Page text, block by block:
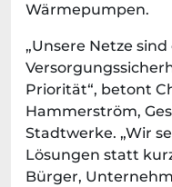
Wärmepumpen.
„Unsere Netze
Priorität“, betont
Hammerström,
Stadtwerke. „Wir
Lösungen statt
Bürger,